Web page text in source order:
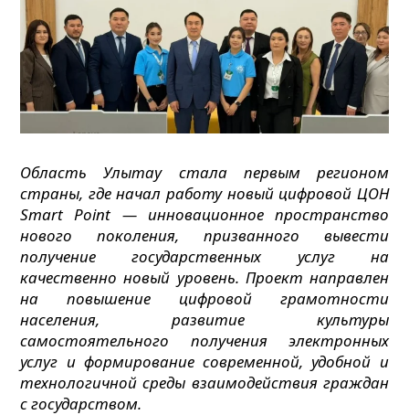
Область Улытау стала первым регионом
страны, где начал работу новый цифровой ЦОН
Smart Point — инновационное пространство
нового поколения, призванного вывести
получение государственных услуг на
качественно новый уровень. Проект направлен
на повышение цифровой грамотности
населения, развитие культуры
самостоятельного получения электронных
услуг и формирование современной, удобной и
технологичной среды взаимодействия граждан
с государством.